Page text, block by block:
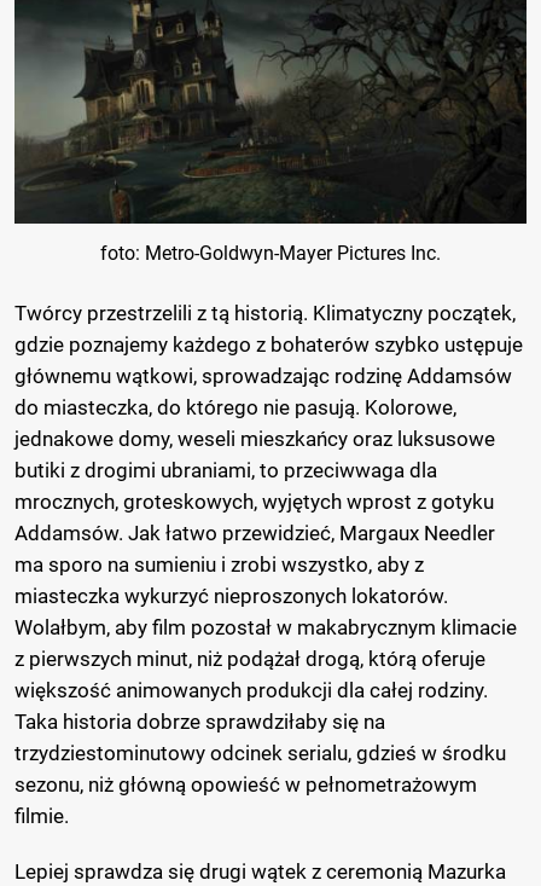
foto: Metro-Goldwyn-Mayer Pictures Inc.
Twórcy przestrzelili z tą historią. Klimatyczny początek,
gdzie poznajemy każdego z bohaterów szybko ustępuje
głównemu wątkowi, sprowadzając rodzinę Addamsów
do miasteczka, do którego nie pasują. Kolorowe,
jednakowe domy, weseli mieszkańcy oraz luksusowe
butiki z drogimi ubraniami, to przeciwwaga dla
mrocznych, groteskowych, wyjętych wprost z gotyku
Addamsów. Jak łatwo przewidzieć, Margaux Needler
ma sporo na sumieniu i zrobi wszystko, aby z
miasteczka wykurzyć nieproszonych lokatorów.
Wolałbym, aby film pozostał w makabrycznym klimacie
z pierwszych minut, niż podążał drogą, którą oferuje
większość animowanych produkcji dla całej rodziny.
Taka historia dobrze sprawdziłaby się na
trzydziestominutowy odcinek serialu, gdzieś w środku
sezonu, niż główną opowieść w pełnometrażowym
filmie.
Lepiej sprawdza się drugi wątek z ceremonią Mazurka